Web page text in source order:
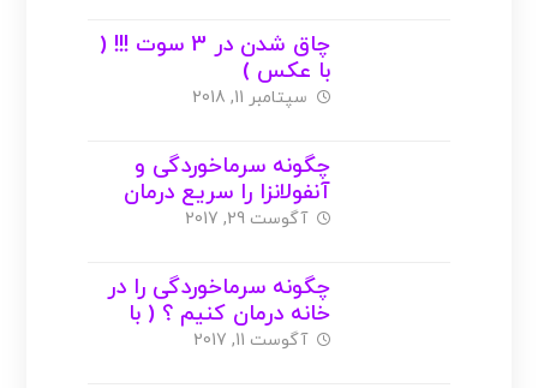
چاق شدن در 3 سوت !!! (
با عکس )
سپتامبر 11, 2018
چگونه سرماخوردگی و
آنفولانزا را سریع درمان
کنیم ؟ ( با عکس )
آگوست 29, 2017
چگونه سرماخوردگی را در
خانه درمان کنیم ؟ ( با
عکس )
آگوست 11, 2017